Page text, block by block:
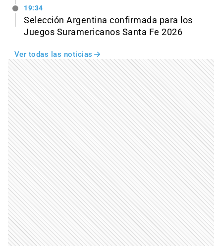
19:34
Selección Argentina confirmada para los
Juegos Suramericanos Santa Fe 2026
Ver todas las noticias